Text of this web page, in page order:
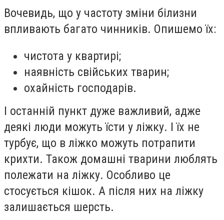
Вочевидь, що у частоту зміни білизни
впливають багато чинників. Опишемо їх:
чистота у квартирі;
наявність свійських тварин;
охайність господарів.
І останній пункт дуже важливий, адже
деякі люди можуть їсти у ліжку. І їх не
турбує, що в ліжко можуть потрапити
крихти. Також домашні тварини люблять
полежати на ліжку. Особливо це
стосується кішок. А після них на ліжку
залишається шерсть.